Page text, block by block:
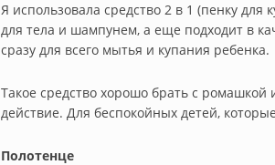
Я использовала средство 2 в 1 (пенку для
для тела и шампунем, а еще подходит в
сразу для всего мытья и купания ребенка.
Такое средство хорошо брать с
действие. Для беспокойных детей,
Полотенце